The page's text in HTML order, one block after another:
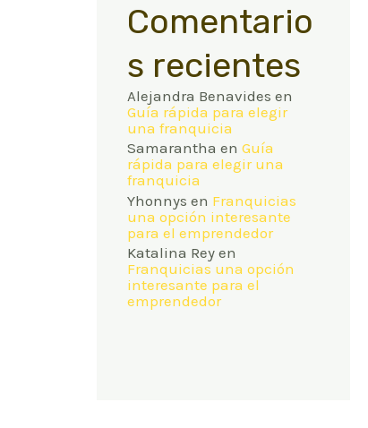
Comentario
s recientes
Alejandra Benavides en
Guía rápida para elegir
una franquicia
Samarantha enGuía
rápida para elegir una
franquicia
Yhonnys en Franquicias
una opción interesante
para el emprendedor
Katalina Rey en
Franquicias una opción
interesante para el
emprendedor